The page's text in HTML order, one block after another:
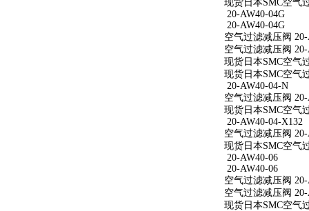
现货日本SMC空气
20-AW40-04G
20-AW40-04G
空气过滤减压阀 20-
空气过滤减压阀 20-
现货日本SMC空气
现货日本SMC空气
20-AW40-04-N
空气过滤减压阀
现货日本SMC空气
20-AW40-04-X132
空气过滤减压阀
现货日本SMC空气
20-AW40-06
20-AW40-06
空气过滤减压阀 20-
空气过滤减压阀 20-
现货日本SMC空气